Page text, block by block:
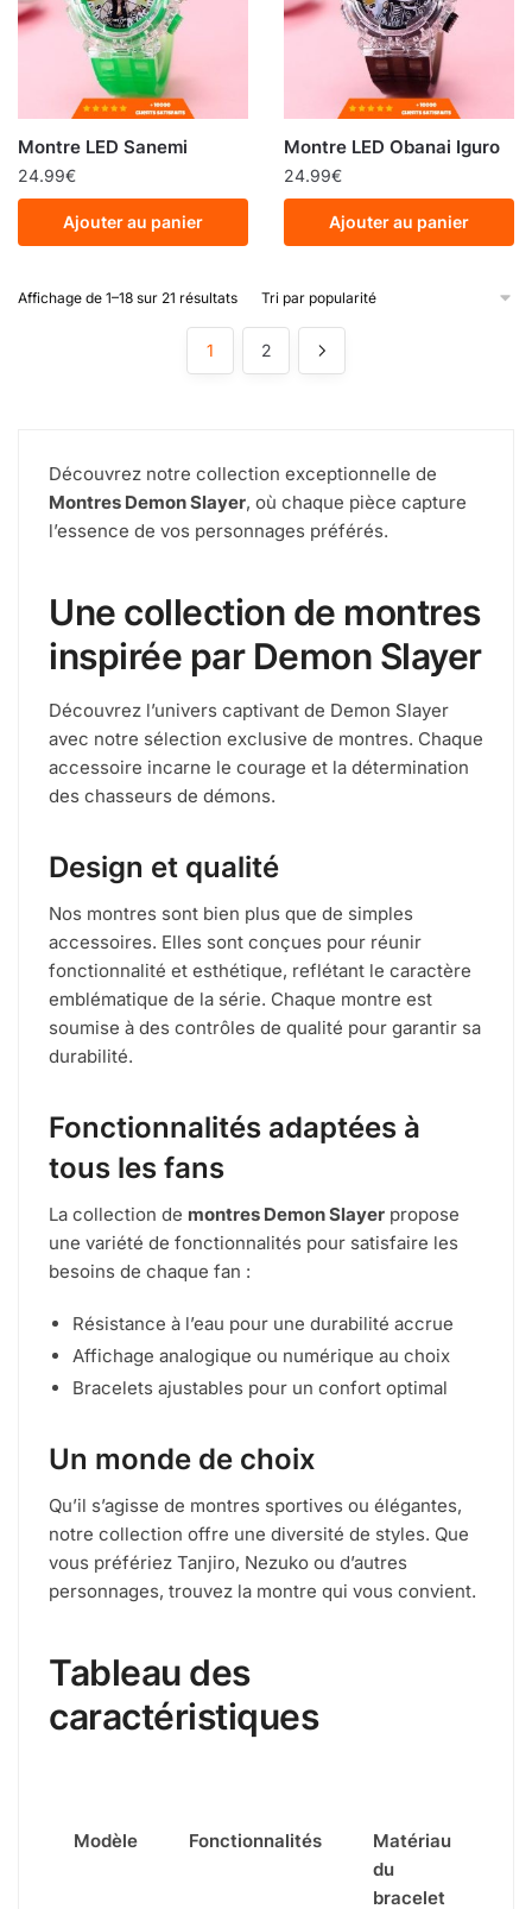
Montre LED Sanemi
24.99€
Ajouter au panier
Montre LED Obanai Iguro
24.99€
Ajouter au panier
Affichage de 1–18 sur 21 résultats
1 2
Découvrez notre collection exceptionnelle de
Montres Demon Slayer, où chaque pièce capture
l’essence de vos personnages préférés.
Une collection de montres
inspirée par Demon Slayer
Découvrez l’univers captivant de Demon Slayer
avec notre sélection exclusive de montres. Chaque
accessoire incarne le courage et la détermination
des chasseurs de démons.
Design et qualité
Nos montres sont bien plus que de simples
accessoires. Elles sont conçues pour réunir
fonctionnalité et esthétique, reflétant le caractère
emblématique de la série. Chaque montre est
soumise à des contrôles de qualité pour garantir sa
durabilité.
Fonctionnalités adaptées à
tous les fans
La collection de montres Demon Slayer propose
une variété de fonctionnalités pour satisfaire les
besoins de chaque fan :
Résistance à l’eau pour une durabilité accrue
Affichage analogique ou numérique au choix
Bracelets ajustables pour un confort optimal
Un monde de choix
Qu’il s’agisse de montres sportives ou élégantes,
notre collection offre une diversité de styles. Que
vous préfériez Tanjiro, Nezuko ou d’autres
personnages, trouvez la montre qui vous convient.
Tableau des
caractéristiques
Modèle Fonctionnalités
Matériau
du
bracelet